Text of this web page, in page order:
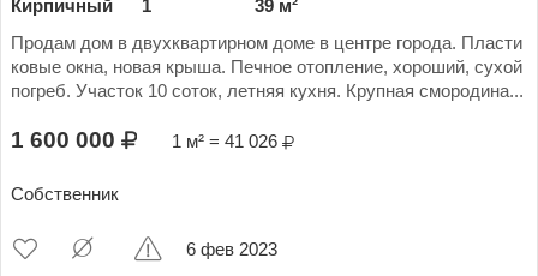
Кирпичный 1
39 м²
Продам дом в двухквартирном доме в центре города. Пласти
ковые окна, новая крыша. Печное отопление, хороший, сухой
погреб. Участок 10 соток, летняя кухня. Крупная смородина...
1 600 000 1 м² = 41 026
Собственник
6 фев 2023